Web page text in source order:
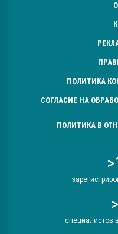
ПОЛИТИКА
СОГЛАСИЕ НА
ПОЛИТИКА В
специалистов